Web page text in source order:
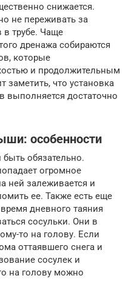
снижается.
не переживать за
в трубе. Чаще
дренажа собираются
которые
и продолжительным
заметить, что установка
выполняется достаточно
особенности
обязательно.
огромное
ней залеживается и
ее. Также есть еще
дневного таяния
сосульки. Они в
то на голову. Если
оттаявшего снега и
сосулек и
на голову можно